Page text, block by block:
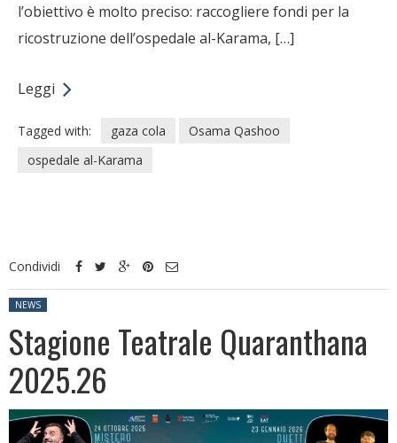
l’obiettivo è molto preciso: raccogliere fondi per la
ricostruzione dell’ospedale al-Karama, […]
Leggi
Tagged with: gaza cola
Osama Qashoo
ospedale al-Karama
Condividi
Posted in:
NEWS
Stagione Teatrale Quaranthana
2025.26